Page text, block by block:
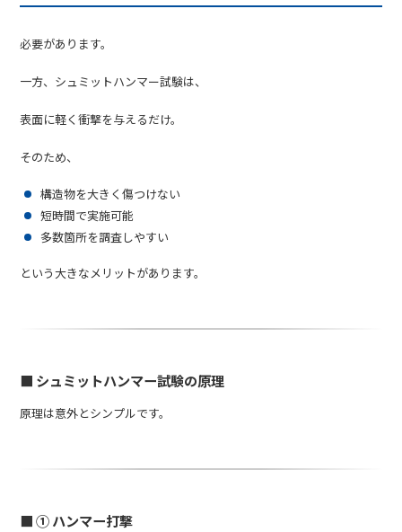
必要があります。
一方、シュミットハンマー試験は、
表面に軽く衝撃を与えるだけ。
そのため、
構造物を大きく傷つけない
短時間で実施可能
多数箇所を調査しやすい
という大きなメリットがあります。
■ シュミットハンマー試験の原理
原理は意外とシンプルです。
■ ① ハンマー打撃